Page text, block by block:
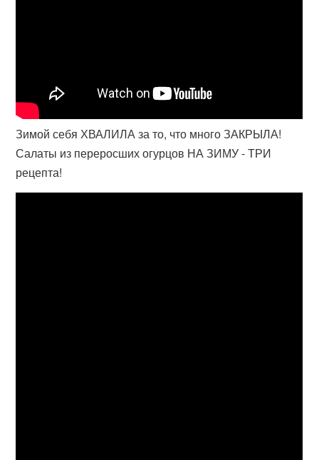
Зимой себя ХВАЛИЛА за то, что много ЗАКРЫЛА!
Салаты из переросших огурцов НА ЗИМУ - ТРИ
рецепта!